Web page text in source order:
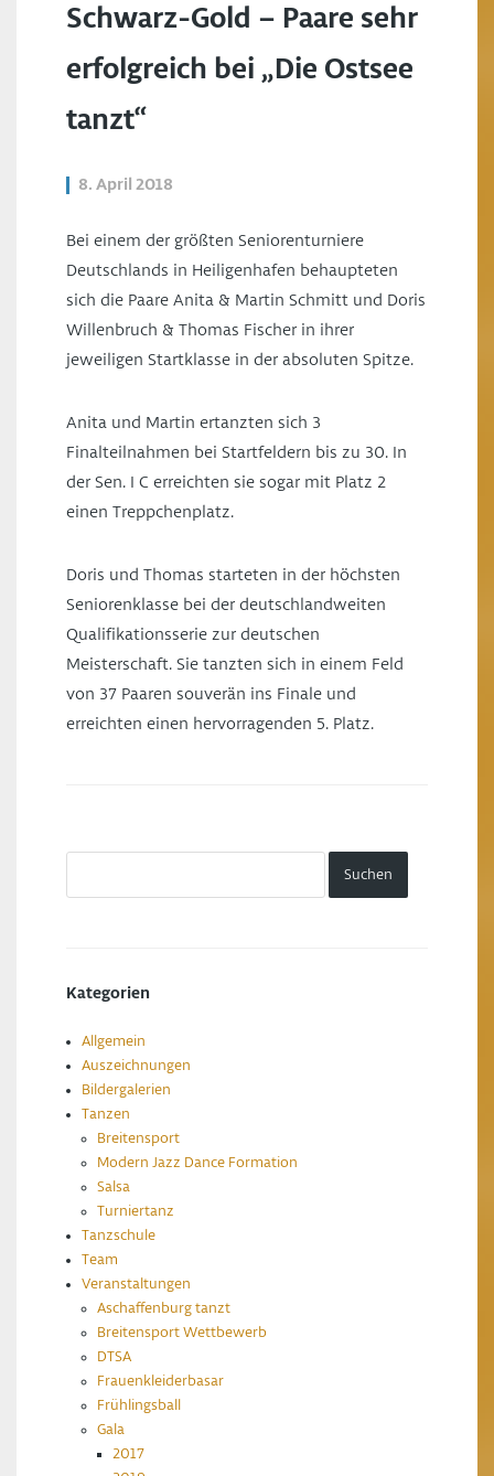
Schwarz-Gold – Paare sehr
erfolgreich bei „Die Ostsee
tanzt“
8. April 2018
Bei einem der größten Seniorenturniere
Deutschlands in Heiligenhafen behaupteten
sich die Paare Anita & Martin Schmitt und Doris
Willenbruch & Thomas Fischer in ihrer
jeweiligen Startklasse in der absoluten Spitze.
Anita und Martin ertanzten sich 3
Finalteilnahmen bei Startfeldern bis zu 30. In
der Sen. I C erreichten sie sogar mit Platz 2
einen Treppchenplatz.
Doris und Thomas starteten in der höchsten
Seniorenklasse bei der deutschlandweiten
Qualifikationsserie zur deutschen
Meisterschaft. Sie tanzten sich in einem Feld
von 37 Paaren souverän ins Finale und
erreichten einen hervorragenden 5. Platz.
Kategorien
Allgemein
Auszeichnungen
Bildergalerien
Tanzen
Breitensport
Modern Jazz Dance Formation
Salsa
Turniertanz
Tanzschule
Team
Veranstaltungen
Aschaffenburg tanzt
Breitensport Wettbewerb
DTSA
Frauenkleiderbasar
Frühlingsball
Gala
2017